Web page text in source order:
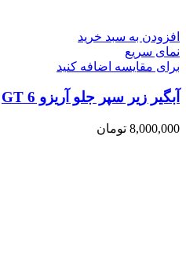
افزودن به سبد خرید
نمای سریع
برای مقایسه اضافه کنید
آبگیر زیر سپر جلو آریزو 6 GT
8,000,000 تومان